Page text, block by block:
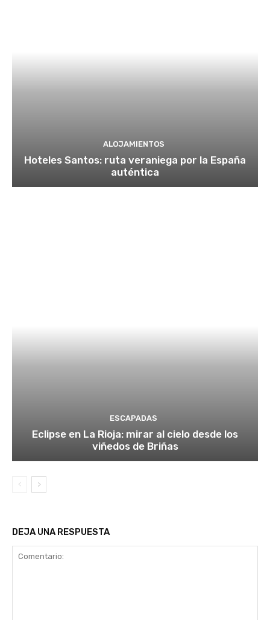
ALOJAMIENTOS
Hoteles Santos: ruta veraniega por la España
auténtica
ESCAPADAS
Eclipse en La Rioja: mirar al cielo desde los
viñedos de Briñas
DEJA UNA RESPUESTA